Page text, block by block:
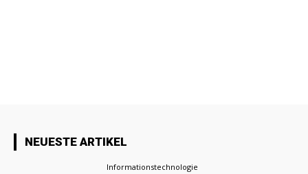
NEUESTE ARTIKEL
Informationstechnologie